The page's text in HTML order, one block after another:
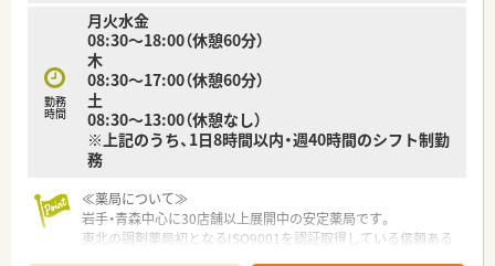
勤務
時間
月火水金
08:30～18:00（休憩60分）
木
08:30～17:00（休憩60分）
土
08:30～13:00（休憩なし）
※上記のうち、1日8時間以内・週40時間のシフト制勤
務
≪薬局について≫
岩手・青森中心に30店舗以上展開中の安定薬局です。
東北の調剤薬局初となるISO9001を認証取得している信頼ある